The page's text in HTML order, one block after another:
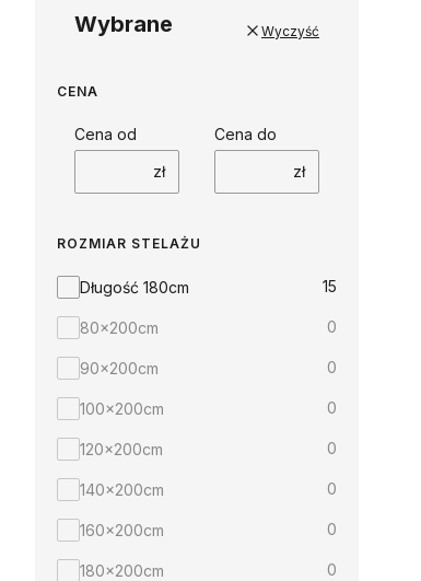
Wybrane Wyczyść
CENA
Cena od
zł
Cena do
zł
ROZMIAR STELAŻU
Rozmiar stelażu
Długość 180cm 15
80x200cm 0
90x200cm 0
100x200cm 0
120x200cm 0
140x200cm 0
160x200cm 0
180x200cm 0